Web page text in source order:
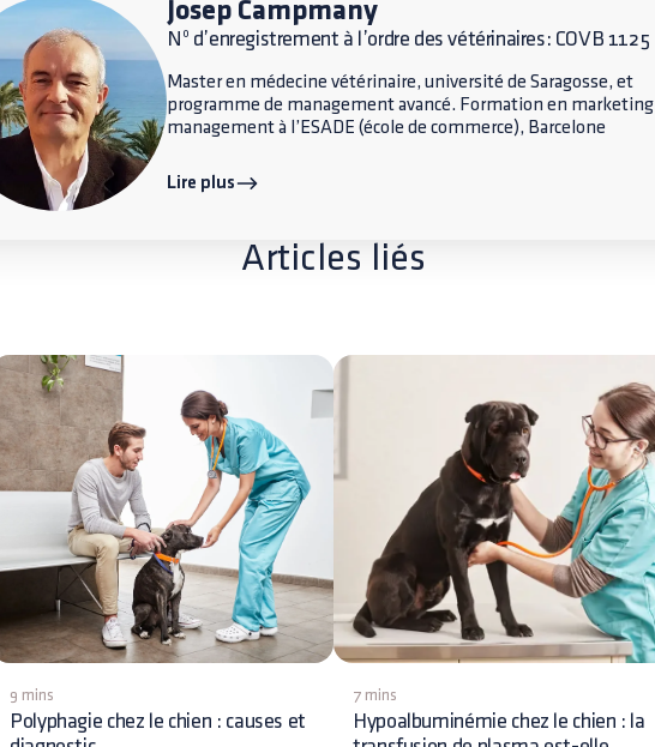
Josep Campmany
Nº d’enregistrement à l’ordre des vétérinaires: COVB 1125
Master en médecine vétérinaire, université de Saragosse, et
programme de management avancé. Formation en marketing
management à l’ESADE (école de commerce), Barcelone
Lire plus
Articles liés
9 mins
Polyphagie chez le chien : causes et
7 mins
Hypoalbuminémie chez le chien : la